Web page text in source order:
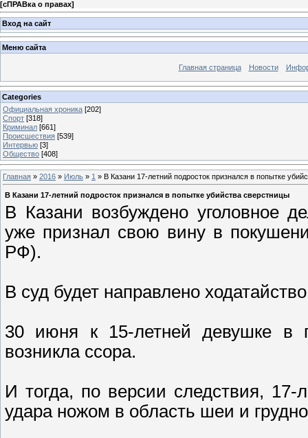
[сПРАВка о правах]
Вход на сайт
Меню сайта
Главная страница Новости
Categories
Официальная хроника [202]
Спорт [318]
Криминал [661]
Происшествия [539]
Интервью [3]
Общество [408]
Главная » 2016 » Июль » 1 » В Казани 17-летний подросток признался в попытке
В Казани 17-летний подросток признался в попытке убийства сверстницы
В Казани возбуждено уголовное
уже признал свою вину в
РФ).
В суд будет направлено
30 июня к 15-летней девушке в
возникла ссора.
И тогда, по версии следствия, 17-
удара ножом в область шеи и